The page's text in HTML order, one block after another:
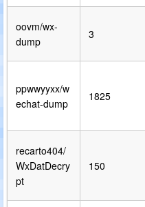
oovm/wx-
dump
3
ppwwyyxx/w
echat-dump
1825
recarto404/
WxDatDecry
pt
150